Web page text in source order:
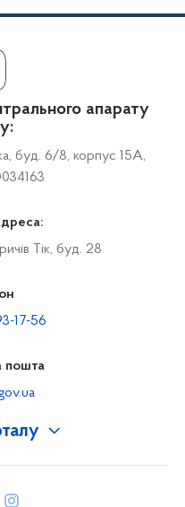
апарату
буд. 6/8, корпус 15А,
Тік, буд. 28
17-56
пошта